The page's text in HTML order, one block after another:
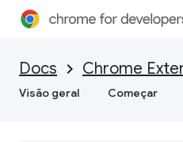
Docs Chrome
Visão geral Começar